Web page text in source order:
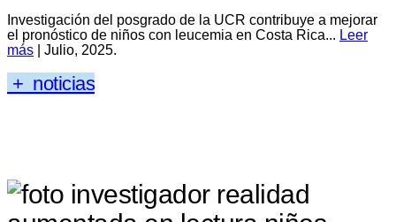
Investigación del posgrado de la UCR contribuye a mejorar
el pronóstico de niños con leucemia en Costa Rica... Leer
más | Julio, 2025.
+ noticias